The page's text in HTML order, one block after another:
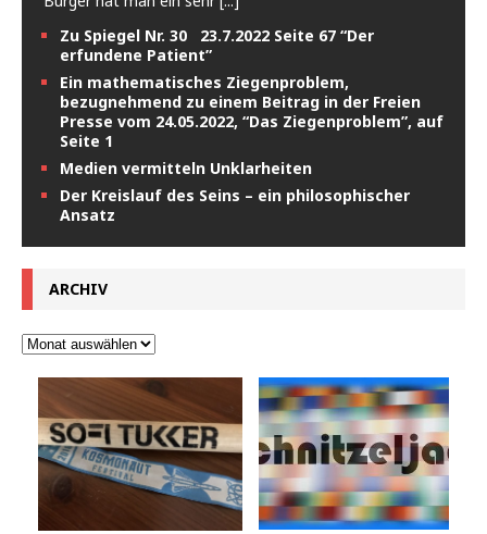
Zu Spiegel Nr. 30 23.7.2022 Seite 67 “Der
erfundene Patient”
Ein mathematisches Ziegenproblem,
bezugnehmend zu einem Beitrag in der Freien
Presse vom 24.05.2022, “Das Ziegenproblem”, auf
Seite 1
Medien vermitteln Unklarheiten
Der Kreislauf des Seins – ein philosophischer
Ansatz
ARCHIV